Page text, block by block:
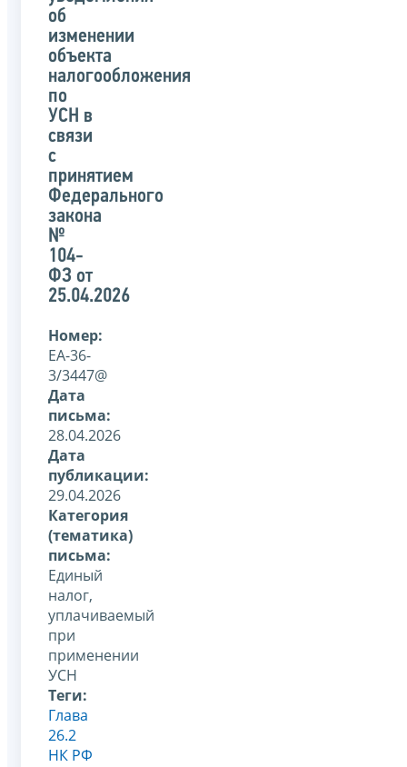
об
изменении
объекта
налогообложения
по
УСН в
связи
с
принятием
Федерального
закона
№
104-
ФЗ от
25.04.2026
Номер:
ЕА-36-
3/3447@
Дата
письма:
28.04.2026
Дата
публикации:
29.04.2026
Категория
(тематика)
письма:
Единый
налог,
уплачиваемый
при
применении
УСН
Теги:
Глава
26.2
НК РФ